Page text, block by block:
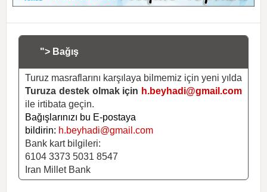
"> Bağış
Turuz masraflarını karşılaya bilmemiz için yeni yılda
Turuza destek olmak için h.beyhadi@gmail.com
ile irtibata geçin.
Bağışlarınızı bu E-postaya
bildirin: h.beyhadi@gmail.com
Bank kart bilgileri:
6104 3373 5031 8547
Iran Millet Bank